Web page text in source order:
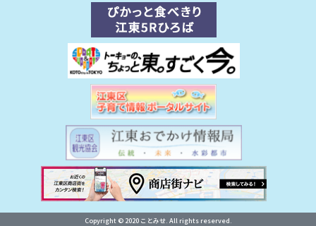
Copyright © 2020 ことみせ. All rights reserved.